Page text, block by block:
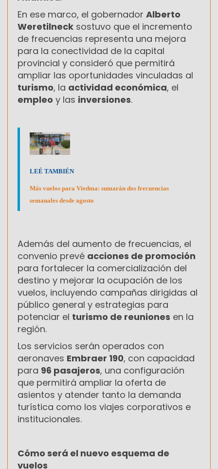
En ese marco, el gobernador Alberto
Weretilneck sostuvo que el incremento
de frecuencias representa una mejora
para la conectividad de la capital
provincial y consideró que permitirá
ampliar las oportunidades vinculadas al
turismo, la actividad económica, el
empleo y las inversiones.
LEÉ TAMBIÉN
Más vuelos para Viedma: sumarán dos frecuencias
semanales desde agosto
Además del aumento de frecuencias, el
convenio prevé acciones de promoción
para fortalecer la comercialización del
destino y mejorar la ocupación de los
vuelos, incluyendo campañas dirigidas al
público general y estrategias para
potenciar el turismo de reuniones en la
región.
Los servicios serán operados con
aeronaves Embraer 190, con capacidad
para 96 pasajeros, una configuración
que permitirá ampliar la oferta de
asientos y atender tanto la demanda
turística como los viajes corporativos e
institucionales.
Cómo será el nuevo esquema de
vuelos